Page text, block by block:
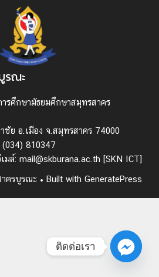
รณะ
รศึกษามัธยมศึกษาสมุทรสาคร
ย อ.เมือง จ.สมุทรสาคร 74000
810347
มล์: mail@skburana.ac.th [SKN ICT]
าครบูรณะ • Built with GeneratePress
ติดต่อเรา